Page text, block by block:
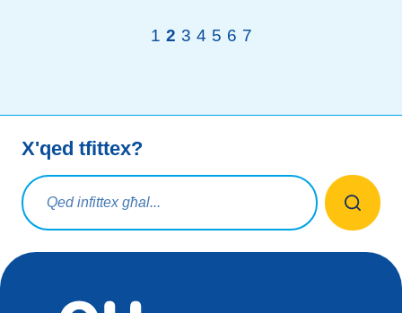
1 2 3 4 5 6 7
X'qed tfittex?
Mistoqsijiet ta' tfittxija